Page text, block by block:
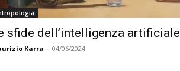
sfide dell’intelligenza artificiale
Karra - 04/06/2024